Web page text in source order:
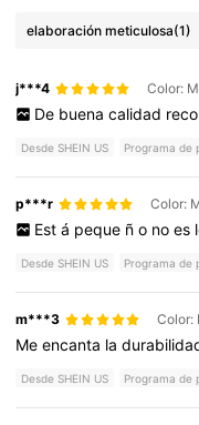
elaboración meticulosa(1)
j***4
De buena calidad
Desde SHEIN US Programa de
p***r
Est á peque ñ o no es
Desde SHEIN US Programa de
m***3
Meencanta la
Desde SHEIN US Programa de